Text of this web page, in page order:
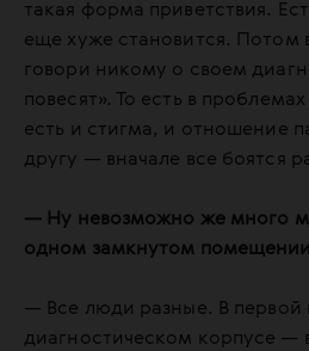
такая форма приветствия.
еще хуже становится. Потом
говори никому о своем
повесят». То есть в
есть и стигма, и отношение
другу — вначале все боятся
— Ну невозможно же много
одном замкнутом помещении
— Все люди разные. В первой
диагностическом корпусе —